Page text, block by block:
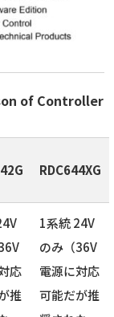
of Controller
RDC644XG
応
推
1系統 24V
のみ（36V
電源に対応
可能だが推